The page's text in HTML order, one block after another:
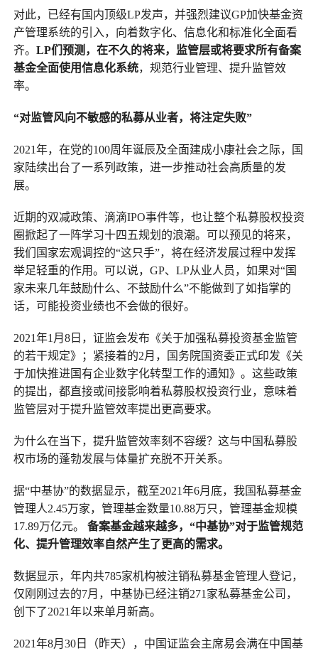
对此，已经有国内顶级LP发声，并强烈建议GP加快基金资
产管理系统的引入，向着数字化、信息化和标准化全面看
齐。 LP们预测，在不久的将来，监管层或将要求所有备案
基金全面使用信息化系统，规范行业管理、提升监管效
率。
“对监管风向不敏感的私募从业者，将注定失败”
2021年，在党的100周年诞辰及全面建成小康社会之际，国
家陆续出台了一系列政策，进一步推动社会高质量的发
展。
近期的双减政策、滴滴IPO事件等，也让整个私募股权投资
圈掀起了一阵学习十四五规划的浪潮。可以预见的将来，
我们国家宏观调控的“这只手”，将在经济发展过程中发挥
举足轻重的作用。可以说，GP、LP从业人员，如果对“国
家未来几年鼓励什么、不鼓励什么”不能做到了如指掌的
话，可能投资业绩也不会做的很好。
2021年1月8日，证监会发布《关于加强私募投资基金监管
的若干规定》；紧接着的2月，国务院国资委正式印发《关
于加快推进国有企业数字化转型工作的通知》。这些政策
的提出，都直接或间接影响着私募股权投资行业，意味着
监管层对于提升监管效率提出更高要求。
为什么在当下，提升监管效率刻不容缓？这与中国私募股
权市场的蓬勃发展与体量扩充脱不开关系。
据“中基协”的数据显示，截至2021年6月底，我国私募基金
管理人2.45万家，管理基金数量10.88万只，管理基金规模
17.89万亿元。 备案基金越来越多，“中基协”对于监管规范
化、提升管理效率自然产生了更高的需求。
数据显示，年内共785家机构被注销私募基金管理人登记，
仅刚刚过去的7月，中基协已经注销271家私募基金公司，
创下了2021年以来单月新高。
2021年8月30日（昨天），中国证监会主席易会满在中国基